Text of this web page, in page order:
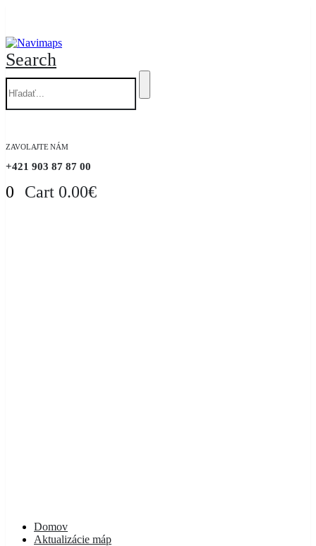
Search
ZAVOLAJTE NÁM
+421 903 87 87 00
0 Cart 0.00€
Domov
Aktualizácie máp